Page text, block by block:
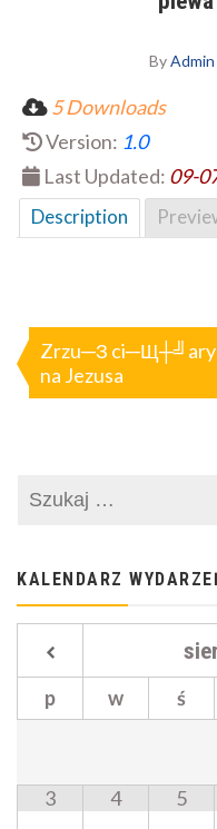
ByAdmin
5 Downloads
Version: 1.0
Last Updated: 09-
Description
wpisu
Zrzu─З ci─Щ┼╝ary
na Jezusa
KALENDARZ
p w ś
3 4 5